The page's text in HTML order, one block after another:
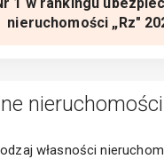
nieruchomości „Rz"
nieruchomości
własności